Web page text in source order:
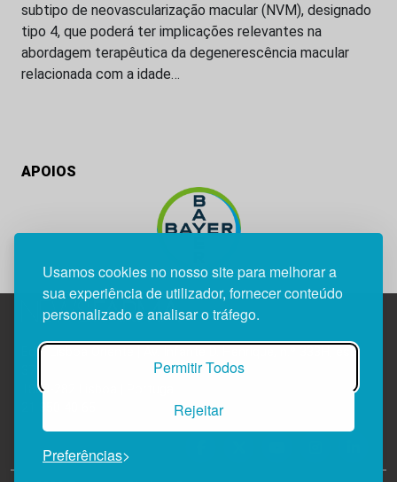
Usamos cookies no nosso site para melhorar a
sua experiência de utilizador, fornecer conteúdo
personalizado e analisar o tráfego.
Permitir Todos
Rejeitar
Preferências
subtipo de neovascularização macular (NVM), designado
tipo 4, que poderá ter implicações relevantes na
abordagem terapêutica da degenerescência macular
relacionada com a idade…
APOIOS
Edif. Lisboa Oriente | Av. Infante D. Henrique, n.º 333H, esc.
1800-282 Lisboa | Portugal